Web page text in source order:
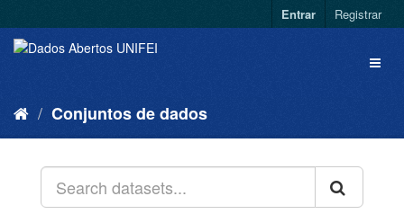
Entrar Registrar
Conjuntos de dados